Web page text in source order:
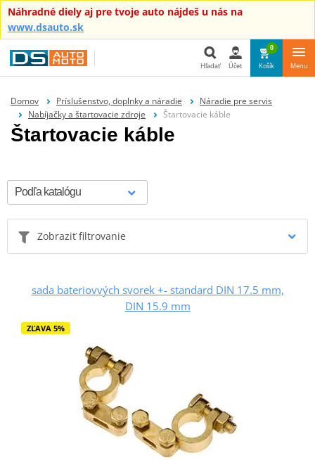
Náhradné diely aj pre tvoje auto nájdeš u nás na
www.dsauto.sk
Hľadať
Hľadať Účet
0
Košík Menu
Domov Príslušenstvo, doplnky a náradie
Náradie pre servis
Nabíjačky a štartovacie zdroje
Štartovacie káble
Štartovacie káble
Zobraziť filtrovanie
sada bateriovvých svorek +- standard DIN 17.5 mm,
DIN 15.9 mm
ZĽAVA 5%